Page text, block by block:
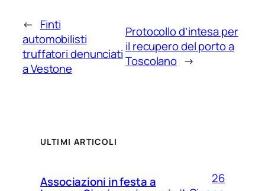
← Finti
automobilisti
truffatori denunciati
a Vestone
Protocollo d’intesa per
il recupero del porto a
Toscolano →
ULTIMI ARTICOLI
Associazioni in festa a
26